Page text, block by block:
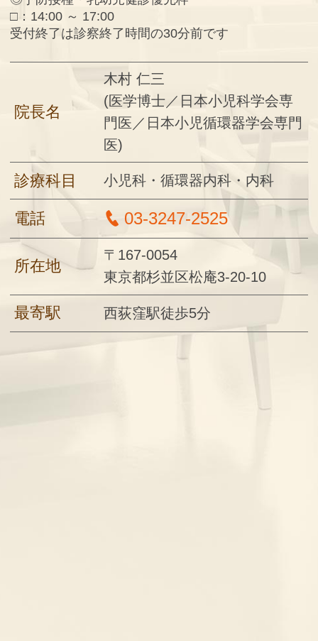
□：14:00 ～ 17:00
受付終了は診察終了時間の30分前です
院長名
木村 仁三
(医学博士／日本小児科学会専
門医／日本小児循環器学会専門
医)
診療科目 小児科・循環器内科・内科
電話 03-3247-2525
所在地
〒167-0054
東京都杉並区松庵3-20-10
最寄駅 西荻窪駅徒歩5分